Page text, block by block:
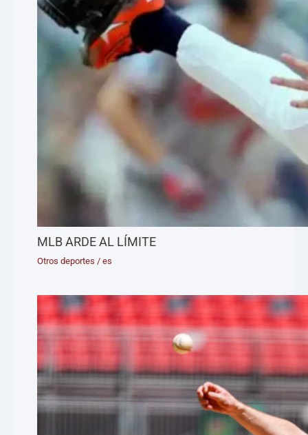
MLB ARDE AL LÍMITE
Otros deportes /es